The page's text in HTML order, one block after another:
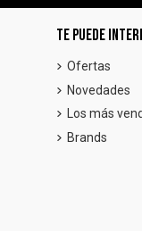
TE PUEDE
Ofertas
Novedades
Los más
Brands